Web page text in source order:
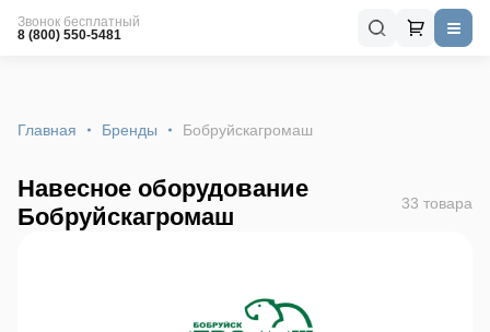
Звонок бесплатный
8 (800) 550-5481
Главная Бренды Бобруйскагромаш
Навесное оборудование
Бобруйскагромаш
33 товара